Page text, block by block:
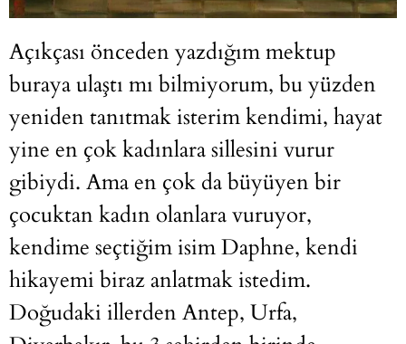
Açıkçası önceden yazdığım mektup
buraya ulaştı mı bilmiyorum, bu yüzden
yeniden tanıtmak isterim kendimi, hayat
yine en çok kadınlara sillesini vurur
gibiydi. Ama en çok da büyüyen bir
çocuktan kadın olanlara vuruyor,
kendime seçtiğim isim Daphne, kendi
hikayemi biraz anlatmak istedim.
Doğudaki illerden Antep, Urfa,